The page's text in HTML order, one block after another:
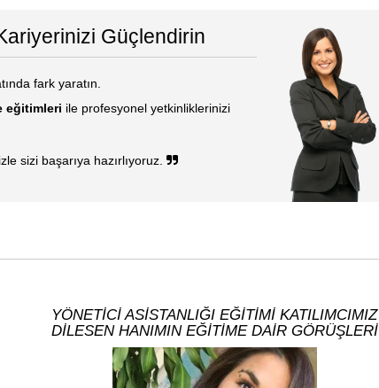
Güçlendirin
fark yaratın.
eğitimleri ile profesyonel yetkinliklerinizi
sizi başarıya hazırlıyoruz.
YÖNETİCİ ASİSTANLIĞI EĞİTİMİ KATILIMCIMIZ
DİLESEN HANIMIN EĞİTİME DAİR GÖRÜŞLERİ